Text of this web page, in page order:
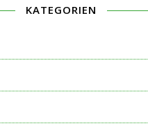
KATEGORIEN